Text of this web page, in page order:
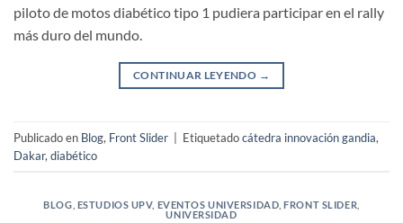
piloto de motos diabético tipo 1 pudiera participar en el rally
más duro del mundo.
CONTINUAR LEYENDO →
Publicado en Blog, Front Slider Etiquetadocátedra innovación gandia,
Dakar, diabético
BLOG ESTUDIOS UPV, EVENTOS UNIVERSIDAD ,FRONT SLIDER
UNIVERSIDAD